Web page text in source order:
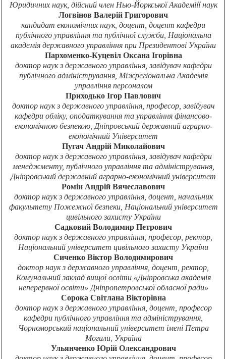
Юридичних наук, дійсний член Нью-Йоркської Академіїї наук
Логвінов Валерій Григорович
кандидат економічних наук, доцент, доцент кафедри
публічного управління та публічної служби, Національна
академія державного управління при Президентові України
Пархоменко-Куцевіл Оксана Ігорівна
доктор наук з державного управління, завідувач кафедри
публічного адміністрування, Міжрегіональна Академія
управління персоналом
Приходько Ігор Павлович
доктор наук з державного управління, професор, завідувач
кафедри обліку, оподаткування та управління фінансово-
економічною безпекою, Дніпровський державний аграрно-
економічний Університет
Пугач Андрій Миколайович
доктор наук з державного управління, завідувач кафедри
менеджменту, публічного управління та адміністрування,
Дніпровський державний аграрно-економічний університет
Ромін Андрій Вячеславович
доктор наук з державного управління, доцент, начальник
факультету Пожежної безпеки, Національний університет
цивільного захисту України
Садковий Володимир Петрович
доктор наук з державного управління, професор, ректор,
Національний університет цивільного захисту України
Сиченко Віктор Володимирович
доктор наук з державного управління, доцент, ректор,
Комунальний заклад вищої освіти «Дніпровська академія
неперервної освіти» Дніпропетровської обласної ради»
Сорока Світлана Вікторівна
доктор наук з державного управління, доцент, професор
кафедри публічного управління та адміністрування,
Чорноморський національний університет імені Петра
Могили, Україна
Ульянченко Юрій Олександрович